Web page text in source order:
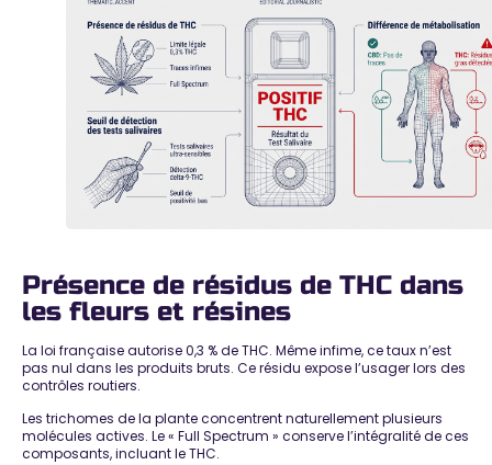
Présence de résidus de THC dans
les fleurs et résines
La loi française autorise 0,3 % de THC. Même infime, ce taux n’est
pas nul dans les produits bruts. Ce résidu expose l’usager lors des
contrôles routiers.
Les trichomes de la plante concentrent naturellement plusieurs
molécules actives. Le « Full Spectrum » conserve l’intégralité de ces
composants, incluant le THC.